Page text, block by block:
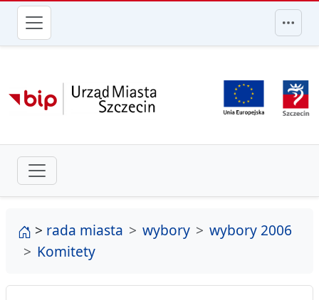
przejdź do głównego menu
strona główna
> rada miasta wybory
wybory 2006
Komitety